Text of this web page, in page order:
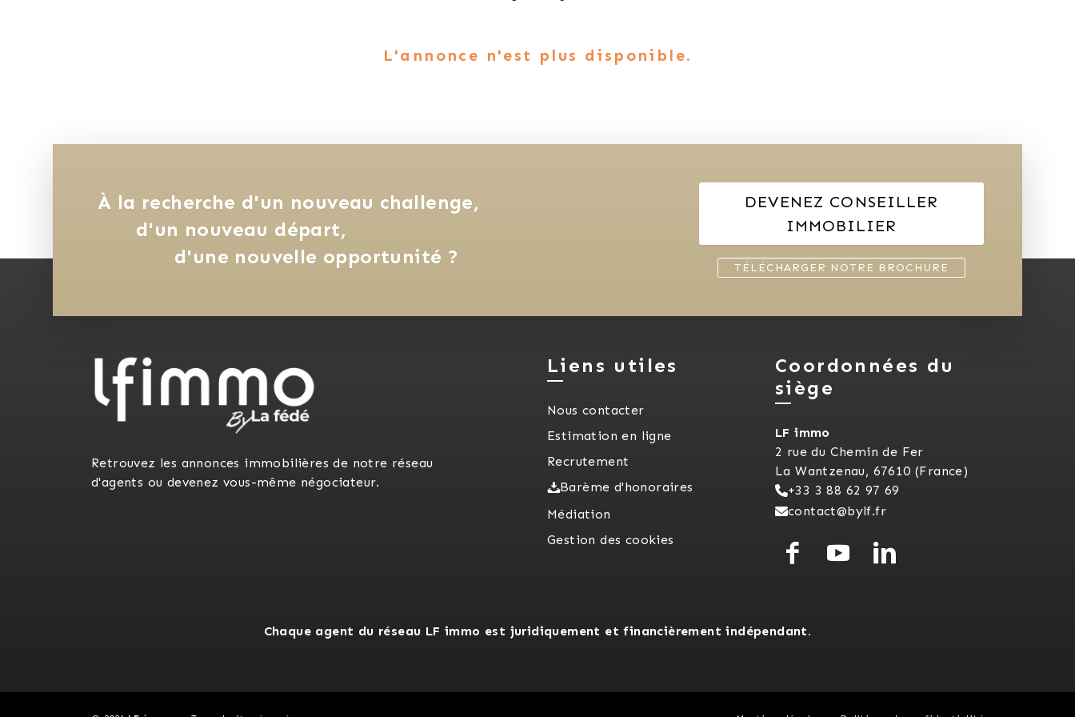
L'annonce n'est plus disponible.
À la recherche d'un nouveau challenge,
d'un nouveau départ,
d'une nouvelle opportunité ?
DEVENEZ CONSEILLER
IMMOBILIER
TÉLÉCHARGER NOTRE BROCHURE
Retrouvez les annonces immobilières de notre réseau
d'agents ou devenez vous-même négociateur.
Liens utiles
Nous contacter
Estimation en ligne
Recrutement
Barème d'honoraires
Médiation
Gestion des cookies
Coordonnées du
siège
LF immo
2 rue du Chemin de Fer
La Wantzenau, 67610 (France)
+33 3 88 62 97 69
contact@bylf.fr
Chaque agent du réseau LF immo est juridiquement et financièrement indépendant.